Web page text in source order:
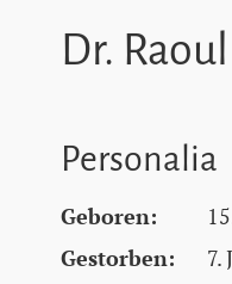
Dr.
Personalia
Geboren:
Gestorben:
7.